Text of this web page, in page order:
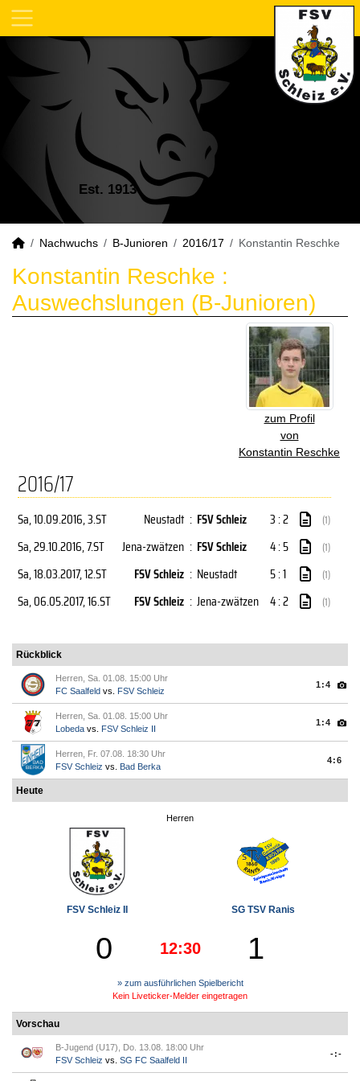
Est. 1913
Nachwuchs B-Junioren 2016/17 Konstantin Reschke
Konstantin Reschke :
Auswechslungen (B-Junioren)
zum Profil
von
Konstantin Reschke
2016/17
Sa, 10.09.2016, 3.ST Neustadt : FSV Schleiz 3 : 2 (1)
Sa, 29.10.2016, 7.ST Jena-zwätzen : FSV Schleiz 4 : 5 (1)
Sa, 18.03.2017, 12.ST FSV Schleiz : Neustadt 5 : 1 (1)
Sa, 06.05.2017, 16.ST FSV Schleiz : Jena-zwätzen 4 : 2 (1)
Rückblick
Herren, Sa. 01.08. 15:00 Uhr
FC Saalfeld vs. FSV Schleiz
1:4
Herren, Sa. 01.08. 15:00 Uhr
Lobeda vs. FSV Schleiz II
1:4
Herren, Fr. 07.08. 18:30 Uhr
FSV Schleiz vs. Bad Berka
4:6
Heute
Herren
FSV Schleiz II SG TSV Ranis
0 12:30 1
» zum ausführlichen Spielbericht
Kein Liveticker-Melder eingetragen
Vorschau
B-Jugend (U17), Do. 13.08. 18:00 Uhr
FSV Schleiz vs. SG FC Saalfeld II
-:-